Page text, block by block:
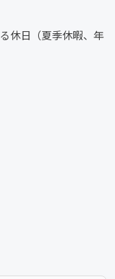
休日（夏季休暇、年